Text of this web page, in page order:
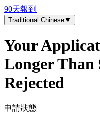
90天報到
Traditional Chinese▼
Your
Longer Than
Rejected
申請狀態